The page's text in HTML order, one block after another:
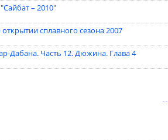
– 2010"
сплавного сезона 2007
Дабана. Часть 12. Дюжина. Глава 4